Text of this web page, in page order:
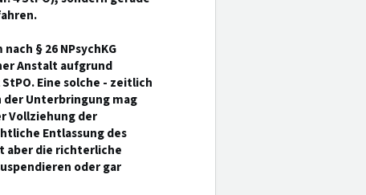
§ 26 NPsychKG
Anstalt aufgrund
StPO. Eine solche - zeitlich
Unterbringung mag
Vollziehung der
Entlassung des
aber die richterliche
oder gar